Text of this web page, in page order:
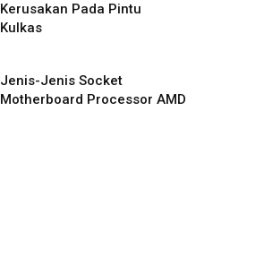
Kerusakan Pada Pintu
Kulkas
Jenis-Jenis Socket
Motherboard Processor AMD